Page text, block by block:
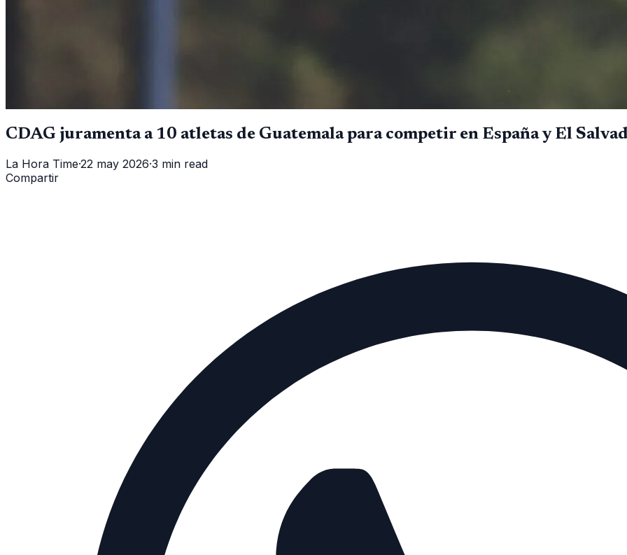
CDAG juramenta a 10 atletas de Guatemala para competir en España y El
La Hora Time·22 may 2026·3 min read
Compartir